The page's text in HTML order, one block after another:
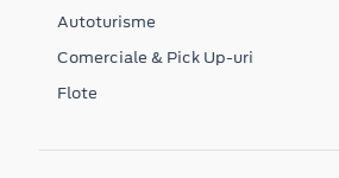
Autoturisme
Comerciale & Pick Up-uri
Flote